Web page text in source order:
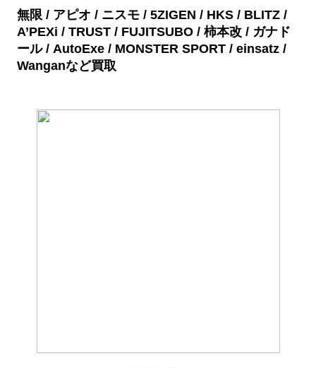
無限 / アピオ / ニスモ / 5ZIGEN / HKS / BLITZ /
A’PEXi / TRUST / FUJITSUBO / 柿本改 / ガナド
ール / AutoExe / MONSTER SPORT / einsatz /
Wanganなど買取